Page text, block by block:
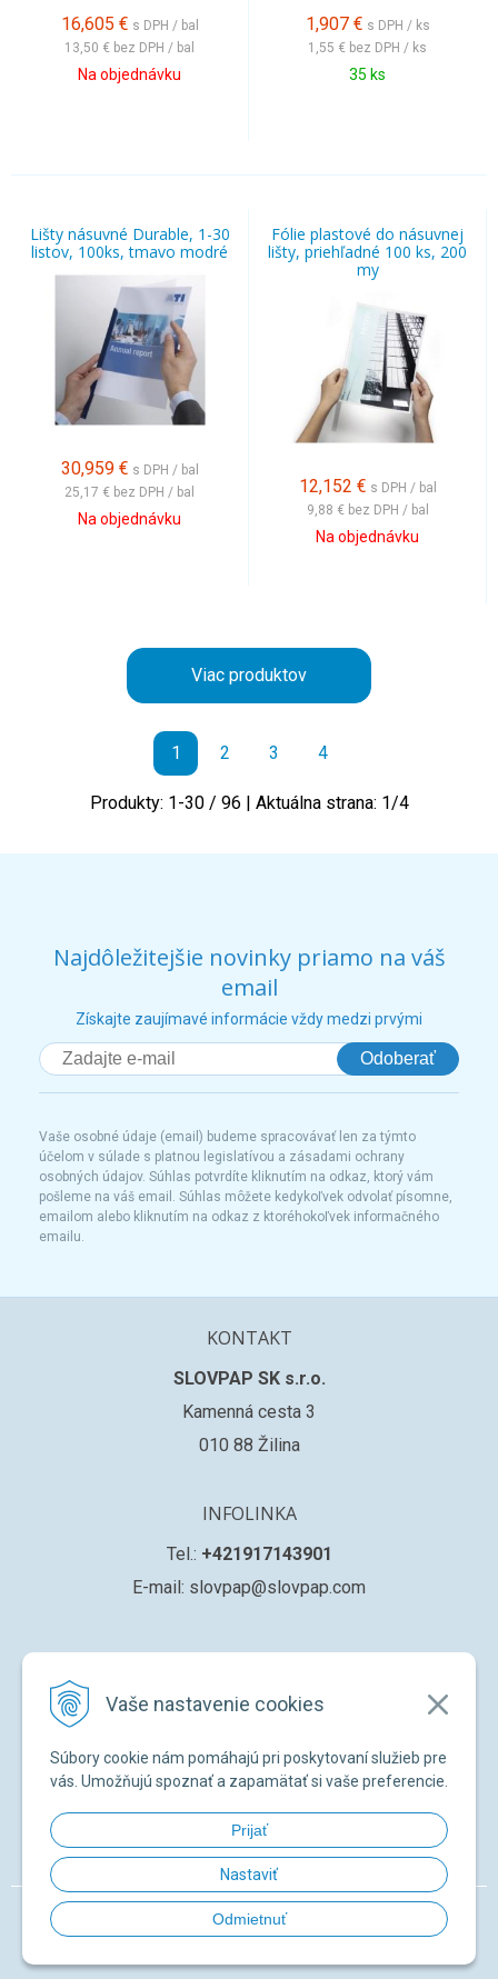
Vaše nastavenie cookies
Súbory cookie nám pomáhajú pri poskytovaní služieb pre
vás. Umožňujú spoznať a zapamätať si vaše preferencie.
Prijať
Nastaviť
Odmietnuť
16,605 € s DPH / bal
13,50 € bez DPH / bal
Na objednávku
1,907 € s DPH / ks
1,55 € bez DPH / ks
35 ks
Lišty násuvné Durable, 1-30
listov, 100ks, tmavo modré
30,959 € s DPH / bal
25,17 € bez DPH / bal
Na objednávku
Fólie plastové do násuvnej
lišty, priehľadné 100 ks, 200
my
12,152 € s DPH / bal
9,88 € bez DPH / bal
Na objednávku
Viac produktov
1 2 3 4
Produkty: 1-30/ 96 | Aktuálna strana: 1/4
Najdôležitejšie novinky priamo na váš
email
Získajte zaujímavé informácie vždy medzi prvými
Odoberať
Vaše osobné údaje (email) budeme spracovávať len za týmto
účelom v súlade s platnou legislatívou a zásadami ochrany
osobných údajov. Súhlas potvrdíte kliknutím na odkaz, ktorý vám
pošleme na váš email. Súhlas môžete kedykoľvek odvolať písomne,
emailom alebo kliknutím na odkaz z ktoréhokoľvek informačného
emailu.
KONTAKT
SLOVPAP SK s.r.o.
Kamenná cesta 3
010 88 Žilina
INFOLINKA
Tel.: +421917143901
E-mail: slovpap@slovpap.com
Obchodné podmienky
Ochana osobných údajov
Registrácia nového zákazníka
Žiadosť o registráciu na ďalší predaj
Zabudnuté heslo
© 2026 SLOVPAP SK • NextShop&e-shop Pohoda Connector NextCom